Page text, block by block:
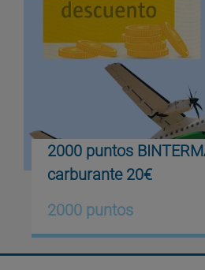
2000 puntos
carburante 20€
2000 puntos